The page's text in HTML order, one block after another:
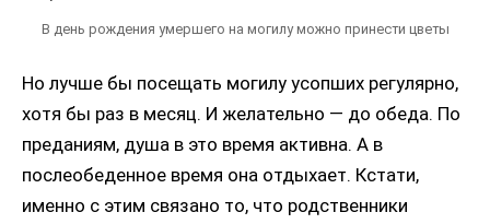
В день рождения умершего на могилу можно принести цветы
Но лучше бы посещать могилу усопших регулярно,
хотя бы раз в месяц. И желательно — до обеда. По
преданиям, душа в это время активна. А в
послеобеденное время она отдыхает. Кстати,
именно с этим связано то, что родственники